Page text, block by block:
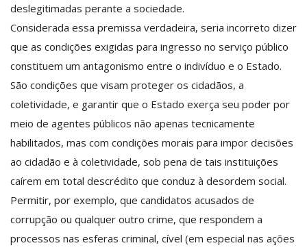
deslegitimadas perante a sociedade.
Considerada essa premissa verdadeira, seria incorreto dizer
que as condições exigidas para ingresso no serviço público
constituem um antagonismo entre o indivíduo e o Estado.
São condições que visam proteger os cidadãos, a
coletividade, e garantir que o Estado exerça seu poder por
meio de agentes públicos não apenas tecnicamente
habilitados, mas com condições morais para impor decisões
ao cidadão e à coletividade, sob pena de tais instituições
caírem em total descrédito que conduz à desordem social.
Permitir, por exemplo, que candidatos acusados de
corrupção ou qualquer outro crime, que respondem a
processos nas esferas criminal, cível (em especial nas ações